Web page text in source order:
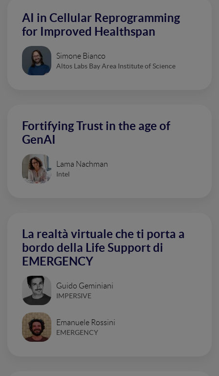
AI in Cellular Reprogramming
for Improved Healthspan
Simone Bianco
Altos Labs Bay Area Institute of Science
Fortifying Trust in the age of
GenAI
Lama Nachman
Intel
La realtà virtuale che ti porta a
bordo della Life Support di
EMERGENCY
Guido Geminiani
IMPERSIVE
Emanuele Rossini
EMERGENCY